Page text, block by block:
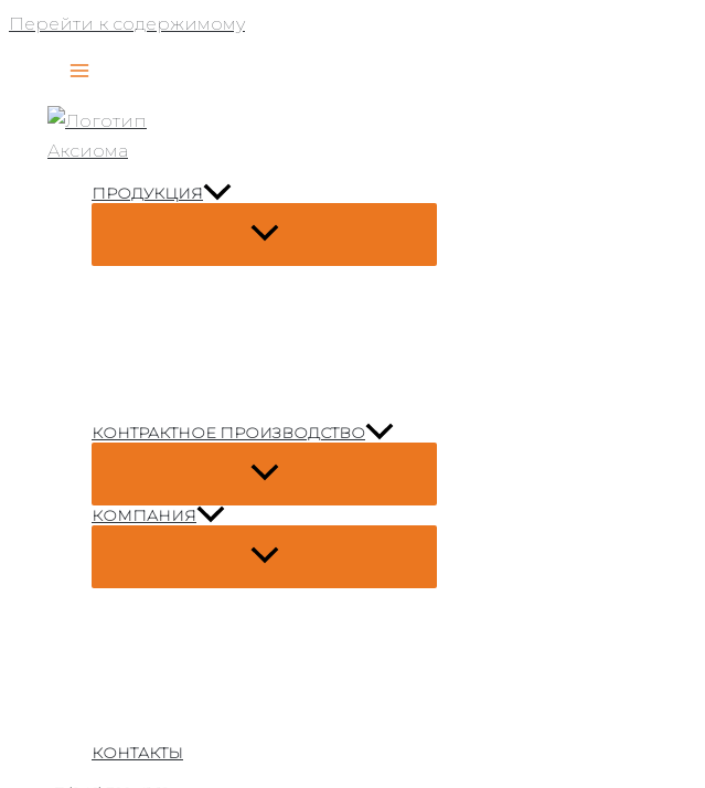
Перейти к содержимому
ПРОДУКЦИЯ
КОНТРАКТНОЕ ПРОИЗВОДСТВО
КОМПАНИЯ
КОНТАКТЫ